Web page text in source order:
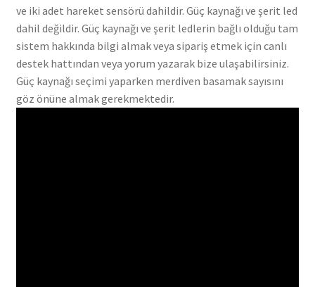
ve iki adet hareket sensörü dahildir. Güç kaynağı ve şerit led
dahil değildir. Güç kaynağı ve şerit ledlerin bağlı olduğu tam
sistem hakkında bilgi almak veya sipariş etmek için canlı
destek hattından veya yorum yazarak bize ulaşabilirsiniz.
Güç kaynağı seçimi yaparken merdiven basamak sayısını
göz önüne almak gerekmektedir.